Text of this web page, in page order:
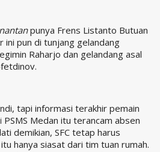
punya Frens Listanto Butuan
ini pun di tunjang gelandang
Raharjo dan gelandang asal
tapi informasi terakhir pemain
Medan itu terancam absen
demikian, SFC tetap harus
hanya siasat dari tim tuan rumah.